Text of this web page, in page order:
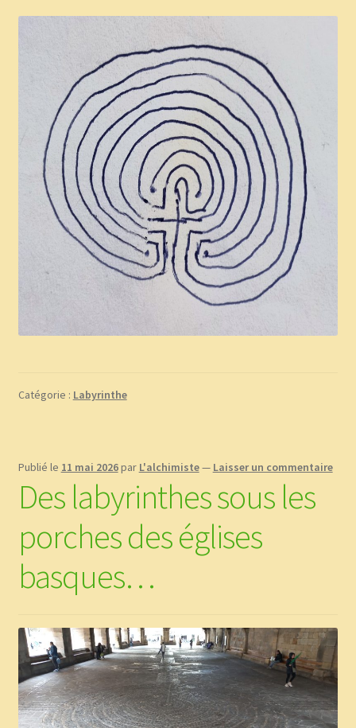
Catégorie : Labyrinthe
Publié le 11 mai 2026par L'alchimiste— Laisser un commentaire
Des labyrinthes sous les
porches des églises
basques…